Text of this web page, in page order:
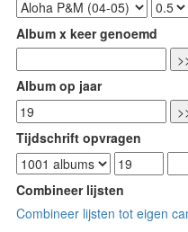
Album x keer genoemd
Album op jaar
Tijdschrift opvragen
Combineer lijsten
Combineer lijsten tot eigen